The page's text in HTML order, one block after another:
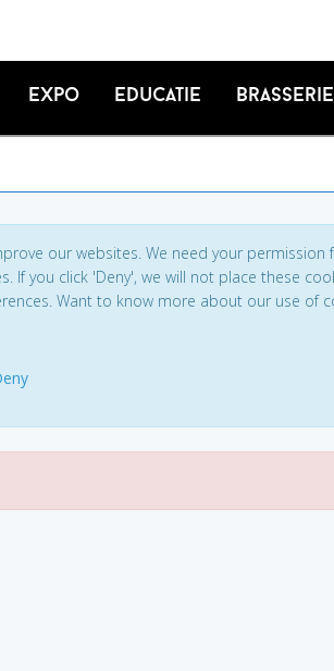
Expo Educatie Brasserie